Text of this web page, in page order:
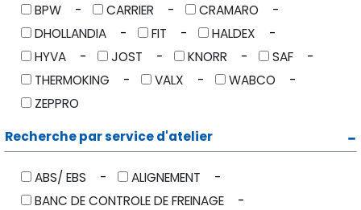
BPW CARRIER
CRAMARO
DHOLLANDIA
FIT
HALDEX
HYVA
JOST KNORR
SAF
THERMOKING
VALX
WABCO
ZEPPRO
Recherche par service d'atelier
ABS/ EBS
ALIGNEMENT
BANC DE CONTROLE DE FREINAGE